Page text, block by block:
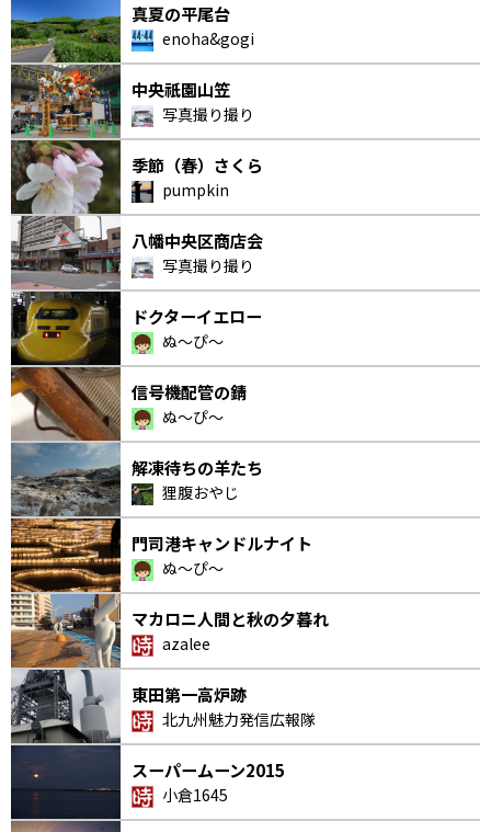
真夏の平尾台
enoha&gogi
中央祇園山笠
写真撮り撮り
季節（春）さくら
pumpkin
八幡中央区商店会
写真撮り撮り
ドクターイエロー
ぬ〜ぴ〜
信号機配管の錆
ぬ〜ぴ〜
解凍待ちの羊たち
狸腹おやじ
門司港キャンドルナイト
ぬ〜ぴ〜
マカロニ人間と秋の夕暮れ
azalee
東田第一高炉跡
北九州魅力発信広報隊
スーパームーン2015
小倉1645